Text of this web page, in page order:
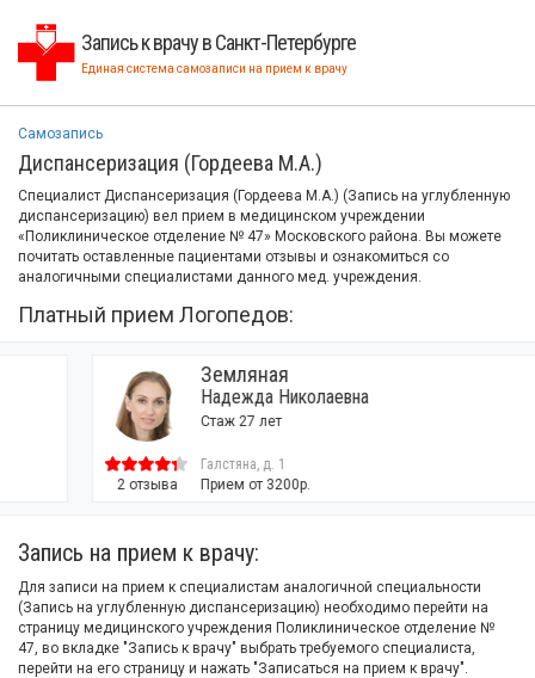
Запись к врачу в Санкт-Петербурге
Единая система самозаписи на прием к врачу
Самозапись
Диспансеризация (Гордеева М.А.)
Специалист Диспансеризация (Гордеева М.А.) (Запись на углубленную
диспансеризацию) вел прием в медицинском учреждении
«Поликлиническое отделение № 47» Московского района. Вы можете
почитать оставленные пациентами отзывы и ознакомиться со
аналогичными специалистами данного мед. учреждения.
Платный прием Логопедов:
2 отзыва
Земляная
Надежда Николаевна
Стаж 27 лет
Галстяна, д. 1
Прием от 3200р.
Запись на прием к врачу:
Для записи на прием к специалистам аналогичной специальности
(Запись на углубленную диспансеризацию) необходимо перейти на
страницу медицинского учреждения Поликлиническое отделение №
47, во вкладке "Запись к врачу" выбрать требуемого специалиста,
перейти на его страницу и нажать "Записаться на прием к врачу".